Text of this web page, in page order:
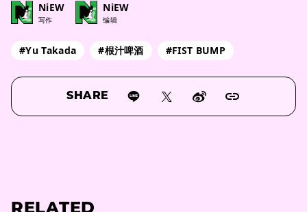
NiEW
写作
NiEW
编辑
#Yu Takada #根汁啤酒 #FIST BUMP
SHARE